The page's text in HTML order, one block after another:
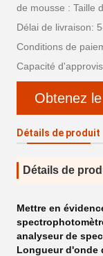
de mousse : Taille
Délai de livraison:
Conditions de
Capacité
Obtenez
Détails de produit
Détails de
Mettre en
analyseur de
Longueur d'onde